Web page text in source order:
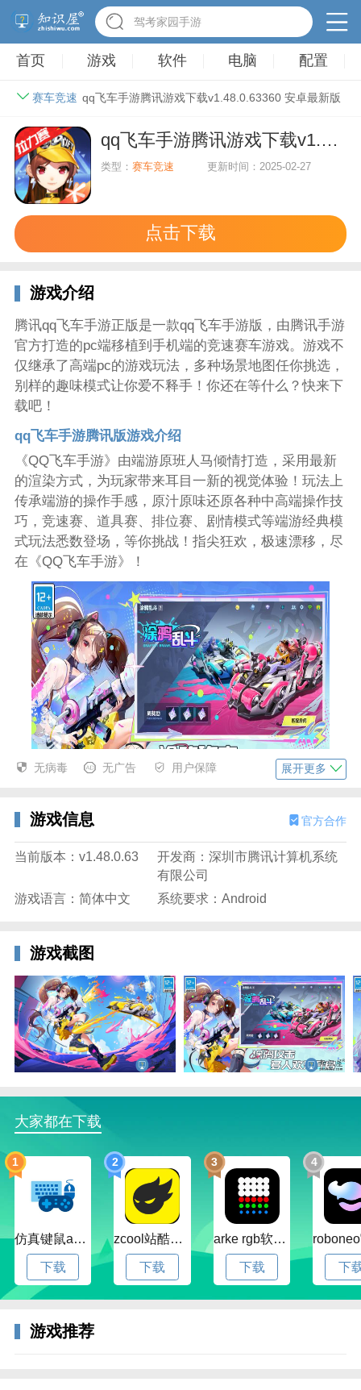
驾考家园手游
首页 游戏 软件 电脑 配置
赛车竞速 qq飞车手游腾讯游戏下载v1.48.0.63360 安卓最新版
qq飞车手游腾讯游戏下载v1.48.0.63360 安卓最新版
类型：赛车竞速 更新时间：2025-02-27
点击下载
游戏介绍
腾讯qq飞车手游正版是一款qq飞车手游版，由腾讯手游
官方打造的pc端移植到手机端的竞速赛车游戏。游戏不
仅继承了高端pc的游戏玩法，多种场景地图任你挑选，
别样的趣味模式让你爱不释手！你还在等什么？快来下
载吧！
qq飞车手游腾讯版游戏介绍
《QQ飞车手游》由端游原班人马倾情打造，采用最新
的渲染方式，为玩家带来耳目一新的视觉体验！玩法上
传承端游的操作手感，原汁原味还原各种中高端操作技
巧，竞速赛、道具赛、排位赛、剧情模式等端游经典模
式玩法悉数登场，等你挑战！指尖狂欢，极速漂移，尽
在《QQ飞车手游》！
腾讯qq飞车手游特色
1、3D时尚人物造型、古朴潮流幻想的赛道主题。
2、采用了世界级的物理引擎PhysX，游戏手感好。
3、第三人称尾随视角，力求为用户营造身历其境的感
4、令人舒服的游戏音乐以及不同感受的各种赛道。
5、—有多种系统，有各种模式，各种道具。
6、十年经典，巅峰还原，一起来享受指尖上的漂移
吧！
更新日志：
1、首只骑宠 瑞泽祥麟
3、UI升级-全新图鉴
4、S29赛季 星巅对决
5、全新玩法 幻域试炼
6、全新剧情 星沉彼岸
7、全新系统 赛车藏馆
v1.27.0.40938版本
无病毒 无广告 用户保障 展开更多
游戏信息 官方合作
当前版本：v1.48.0.63
开发商：深圳市腾讯计算机系统
有限公司
游戏语言：简体中文
系统要求：Android
游戏截图
大家都在下载
1
仿真键鼠app官方版下载v1.4.3.58 安卓最新版
下载
2
zcool站酷官方版下载v5.15.0 安卓最新版本
下载
3
arke rgb软件下载v20.0 安卓版
下载
4
下
游戏推荐